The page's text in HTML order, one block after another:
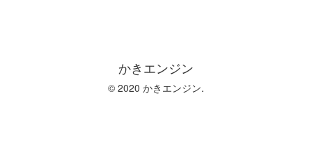
かきエンジン
© 2020 かきエンジン.